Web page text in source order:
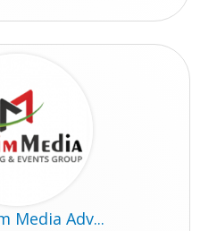
Media Adv...